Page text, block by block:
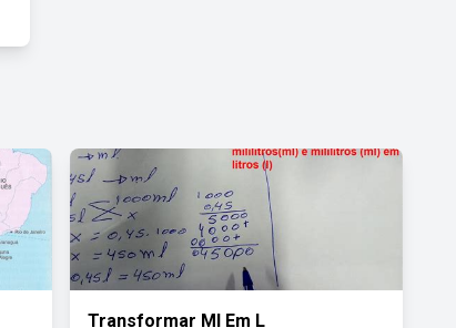
Transformar Ml Em L